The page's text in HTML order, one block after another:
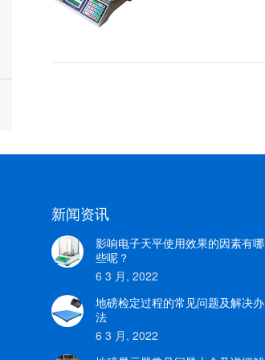
新闻资讯
影响电子天平使用效果的因素有哪
些呢？
6 3 月, 2022
地磅检定过程的常见问题及解决办
法
6 3 月, 2022